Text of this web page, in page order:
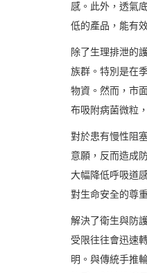
感。此外，透氣
低的產品，能有
除了生理排泄的
族群。特別是在
物資。然而，市
布吸附病菌微粒
對於患有慢性阻
意願，反而造成
大幅降低呼吸道
對生命安全的尊
解決了衛生與防
受限往往會迅速
明。與傳統手推